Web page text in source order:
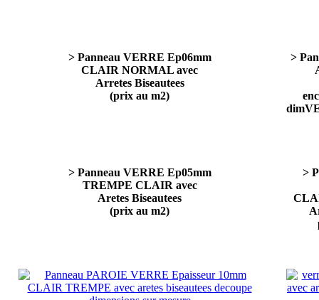
> Panneau VERRE Ep06mm
CLAIR NORMAL avec
Arretes Biseautees
(prix au m2)
>
> Panneau VERRE Ep05mm
TREMPE CLAIR avec
Aretes Biseautees
(prix au m2)
>